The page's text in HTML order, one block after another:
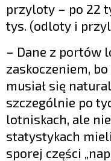
przyloty – po 22
tys. (odloty i
– Dane z portów
zaskoczeniem,
musiał się
szczególnie po
lotniskach, ale
statystykach
sporej części